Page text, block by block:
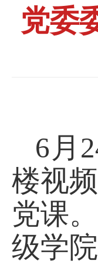
党委
6月
楼视
党课
级学院